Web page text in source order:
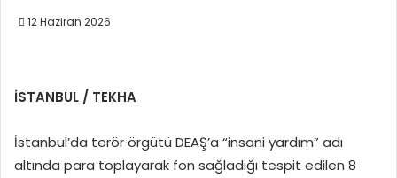
12 Haziran 2026
İSTANBUL / TEKHA
İstanbul’da terör örgütü DEAŞ’a “insani yardım” adı
altında para toplayarak fon sağladığı tespit edilen 8